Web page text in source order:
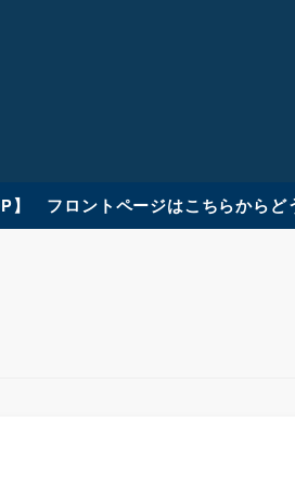
】 フロントページはこちらからど